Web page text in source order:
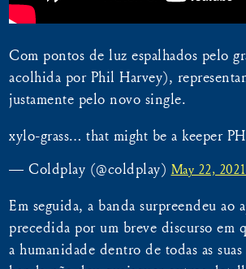
Com pontos de luz espalhados pelo
acolhida por Phil Harvey),
justamente pelo novo single.
xylo-grass… that might be a keeper PH
— Coldplay (@coldplay) May 22, 2021
Em seguida, a banda surpreendeu
precedida por um breve discurso
a humanidade dentro de todas as